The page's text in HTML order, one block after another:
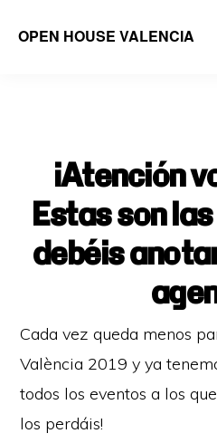
OPEN HOUSE VALENCIA
¡Atención
Estas son
debéis
Cada vez queda menos
València 2019 y ya
todos los eventos a los
los perdáis!